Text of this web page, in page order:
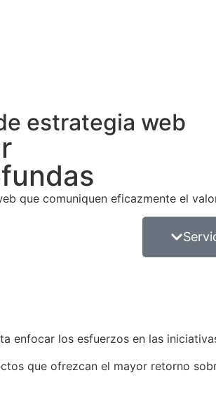
estrategia web
que comuniquen eficazmente el
enfocar los esfuerzos en las
que ofrezcan el mayor retorno